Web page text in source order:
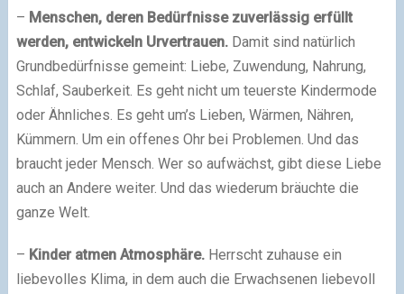
– Menschen, deren Bedürfnisse zuverlässig erfüllt
werden, entwickeln Urvertrauen.Damit sind natürlich
Grundbedürfnisse gemeint: Liebe, Zuwendung, Nahrung,
Schlaf, Sauberkeit. Es geht nicht um teuerste Kindermode
oder Ähnliches. Es geht um’s Lieben, Wärmen, Nähren,
Kümmern. Um ein offenes Ohr bei Problemen. Und das
braucht jeder Mensch. Wer so aufwächst, gibt diese Liebe
auch an Andere weiter. Und das wiederum bräuchte die
ganze Welt.
– Kinder atmen Atmosphäre.Herrscht zuhause ein
liebevolles Klima, in dem auch die Erwachsenen liebevoll